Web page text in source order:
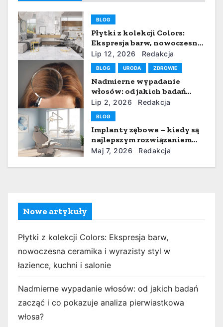
g
a
c
w
p
i
s
BLOG
Płytki z kolekcji Colors:
Ekspresja barw, nowoczesna
ceramika i wyrazisty styl w
łazience, kuchni i salonie
Lip 12, 2026 Redakcja
BLOG URODA ZDROWIE
Nadmierne wypadanie
włosów: od jakich badań
zacząć i co pokazuje analiza
pierwiastkowa włosa?
Lip 2, 2026 Redakcja
BLOG
Implanty zębowe – kiedy są
najlepszym rozwiązaniem
brakujących zębów
Maj 7, 2026 Redakcja
Nowe artykuły
Płytki z kolekcji Colors: Ekspresja barw,
nowoczesna ceramika i wyrazisty styl w
łazience, kuchni i salonie
Nadmierne wypadanie włosów: od jakich badań
zacząć i co pokazuje analiza pierwiastkowa
włosa?